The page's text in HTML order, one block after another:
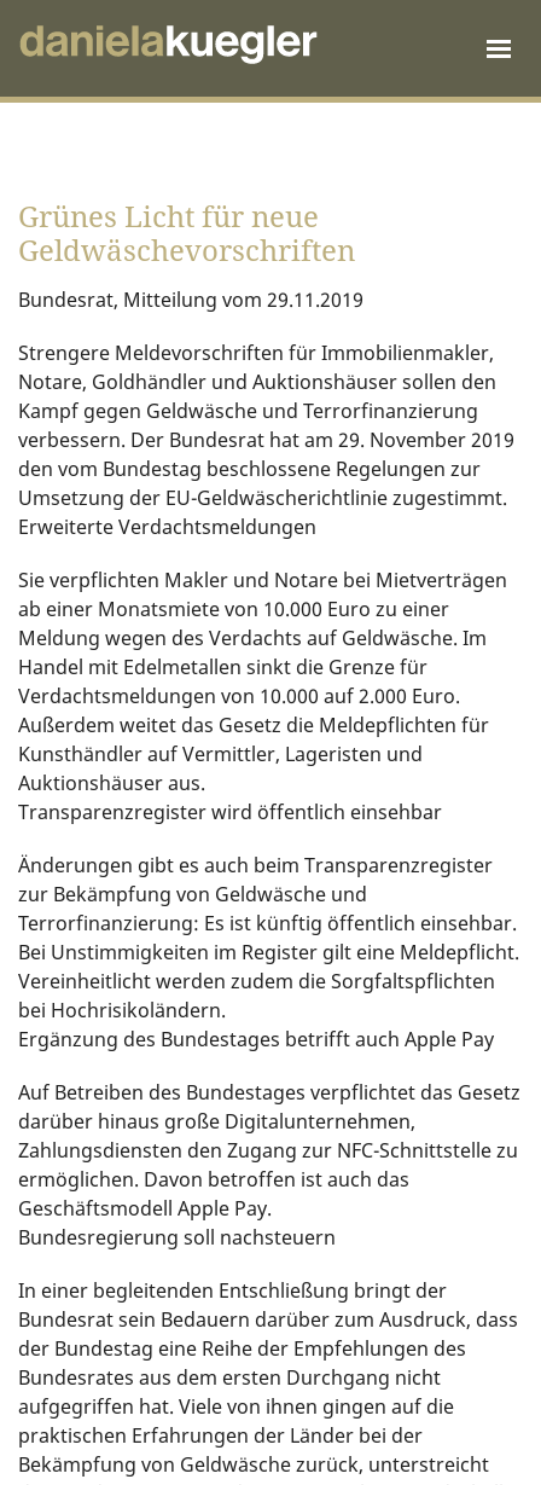
Grünes Licht für neue
Geldwäschevorschriften
Bundesrat, Mitteilung vom 29.11.2019
Strengere Meldevorschriften für Immobilienmakler,
Notare, Goldhändler und Auktionshäuser sollen den
Kampf gegen Geldwäsche und Terrorfinanzierung
verbessern. Der Bundesrat hat am 29. November 2019
den vom Bundestag beschlossene Regelungen zur
Umsetzung der EU-Geldwäscherichtlinie zugestimmt.
Erweiterte Verdachtsmeldungen
Sie verpflichten Makler und Notare bei Mietverträgen
ab einer Monatsmiete von 10.000 Euro zu einer
Meldung wegen des Verdachts auf Geldwäsche. Im
Handel mit Edelmetallen sinkt die Grenze für
Verdachtsmeldungen von 10.000 auf 2.000 Euro.
Außerdem weitet das Gesetz die Meldepflichten für
Kunsthändler auf Vermittler, Lageristen und
Auktionshäuser aus.
Transparenzregister wird öffentlich einsehbar
Änderungen gibt es auch beim Transparenzregister
zur Bekämpfung von Geldwäsche und
Terrorfinanzierung: Es ist künftig öffentlich einsehbar.
Bei Unstimmigkeiten im Register gilt eine Meldepflicht.
Vereinheitlicht werden zudem die Sorgfaltspflichten
bei Hochrisikoländern.
Ergänzung des Bundestages betrifft auch Apple Pay
Auf Betreiben des Bundestages verpflichtet das Gesetz
darüber hinaus große Digitalunternehmen,
Zahlungsdiensten den Zugang zur NFC-Schnittstelle zu
ermöglichen. Davon betroffen ist auch das
Geschäftsmodell Apple Pay.
Bundesregierung soll nachsteuern
In einer begleitenden Entschließung bringt der
Bundesrat sein Bedauern darüber zum Ausdruck, dass
der Bundestag eine Reihe der Empfehlungen des
Bundesrates aus dem ersten Durchgang nicht
aufgegriffen hat. Viele von ihnen gingen auf die
praktischen Erfahrungen der Länder bei der
Bekämpfung von Geldwäsche zurück, unterstreicht